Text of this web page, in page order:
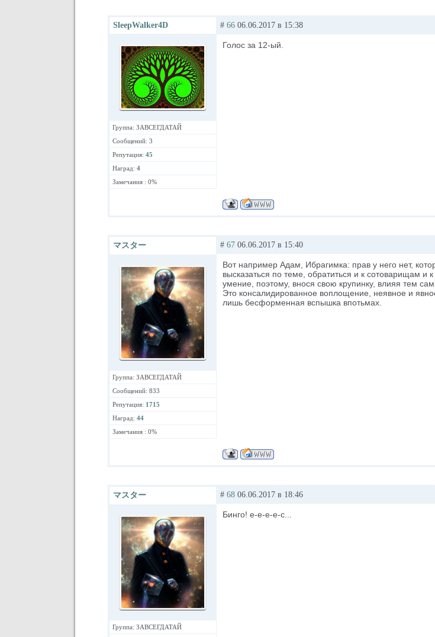
SleepWalker4D
Группа: ЗАВСЕГДАТАЙ
Сообщений: 3
Репутация: 45
Наград: 4
Замечания : 0%
# 66 06.06.2017 в 15:38
Голос за 12-ый.
マスター
Группа: ЗАВСЕГДАТАЙ
Сообщений: 833
Репутация: 1715
Наград: 44
Замечания : 0%
# 67 06.06.2017 в 15:40
Вот например Адам, Ибрагимка: прав у него нет,
высказаться по теме, обратиться и к сотоварищам
умение, поэтому, внося свою крупинку, влияя тем
Это консалидированное воплощение, неявное и
лишь бесформенная вспышка впотьмах.
マスター
Группа: ЗАВСЕГДАТАЙ
# 68 06.06.2017 в 18:46
Бинго! е-е-е-е-с...